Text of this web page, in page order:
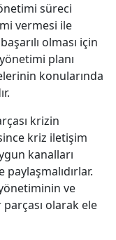
süreci
vermesi ile
olması için
planı
konularında
krizin
kriz iletişim
kanalları
ve
olarak ele